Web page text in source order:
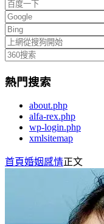
熱門搜索
about.php
alfa-rex.php
wp-login.php
xmlsitemap
首頁婚姻感情正文